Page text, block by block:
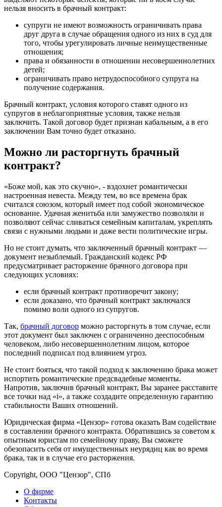
нельзя вносить в брачный контракт:
супруги не имеют возможность ограничивать права
друг друга в случае обращения одного из них в суд для
того, чтобы урегулировать личные неимущественные
отношения;
права и обязанности в отношении несовершеннолетних
детей;
ограничивать право нетрудоспособного супруга на
получение содержания.
Брачный контракт, условия которого ставят одного из
супругов в неблагоприятные условия, также нельзя
заключить. Такой договор будет признан кабальным, а в его
заключении Вам точно будет отказано.
Можно ли расторгнуть брачный
контракт?
«Боже мой, как это скучно», - вздохнет романтически
настроенная невеста. Между тем, во все времена брак
считался союзом, который имеет под собой экономическое
основание. Удачная женитьба или замужество позволяли и
позволяют сейчас сливаться семейным капиталам, укреплять
связи с нужными людьми и даже вести политические игры.
Но не стоит думать, что заключенный брачный контракт —
документ незыблемый. Гражданский кодекс РФ
предусматривает расторжение брачного договора при
следующих условиях:
если брачный контракт противоречит закону;
если доказано, что брачный контракт заключался
помимо воли одного из супругов.
Так, брачный договор можно расторгнуть в том случае, если
этот документ был заключен с ограниченно дееспособным
человеком, либо несовершеннолетним лицом, которое
последний подписал под влиянием угроз.
Не стоит бояться, что такой подход к заключению брака может
испортить романтические предсвадебные моменты.
Напротив, заключив брачный контракт, Вы заранее расставите
все точки над «i», а также создадите определенную гарантию
стабильности Ваших отношений.
Юридическая фирма «Цензор» готова оказать Вам содействие
в составлении брачного контракта. Обратившись за советом к
опытным юристам по семейному праву, Вы сможете
обезопасить себя от имущественных неурядиц как во время
брака, так и в случае его расторжения.
Copyright, ООО "Цензор", СПб
О фирме
Контакты